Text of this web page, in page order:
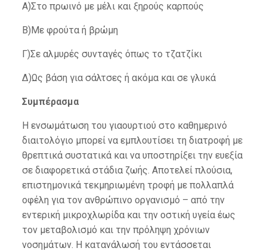
Α)Στο πρωινό με μέλι και ξηρούς καρπούς
Β)Με φρούτα ή βρώμη
Γ)Σε αλμυρές συνταγές όπως το τζατζίκι
Δ)Ως βάση για σάλτσες ή ακόμα και σε γλυκά
Συμπέρασμα
Η ενσωμάτωση του γιαουρτιού στο καθημερινό
διαιτολόγιο μπορεί να εμπλουτίσει τη διατροφή με
θρεπτικά συστατικά και να υποστηρίξει την ευεξία
σε διαφορετικά στάδια ζωής. Αποτελεί πλούσια,
επιστημονικά τεκμηριωμένη τροφή με πολλαπλά
οφέλη για τον ανθρώπινο οργανισμό – από την
εντερική μικροχλωρίδα και την οστική υγεία έως
τον μεταβολισμό και την πρόληψη χρόνιων
νοσημάτων. Η κατανάλωσή του εντάσσεται